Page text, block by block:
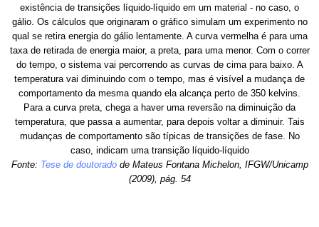
existência de transições líquido-líquido em um material - no caso, o
gálio. Os cálculos que originaram o gráfico simulam um experimento no
qual se retira energia do gálio lentamente. A curva vermelha é para uma
taxa de retirada de energia maior, a preta, para uma menor. Com o correr
do tempo, o sistema vai percorrendo as curvas de cima para baixo. A
temperatura vai diminuindo com o tempo, mas é visível a mudança de
comportamento da mesma quando ela alcança perto de 350 kelvins.
Para a curva preta, chega a haver uma reversão na diminuição da
temperatura, que passa a aumentar, para depois voltar a diminuir. Tais
mudanças de comportamento são típicas de transições de fase. No
caso, indicam uma transição líquido-líquido
Fonte: Tese de doutoradode Mateus Fontana Michelon, IFGW/Unicamp
(2009), pág. 54